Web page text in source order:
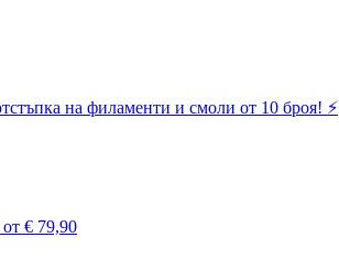
на филаменти и смоли от 10 броя! ⚡️
от € 79,90